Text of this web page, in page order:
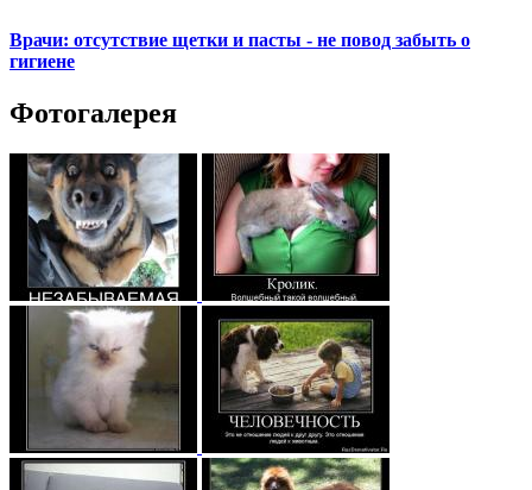
Врачи: отсутствие щетки и пасты - не повод забыть о
гигиене
Фотогалерея